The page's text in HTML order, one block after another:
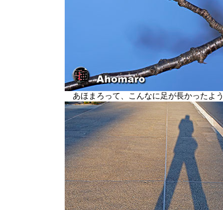
あほまろって、こんなに足が長かったよ